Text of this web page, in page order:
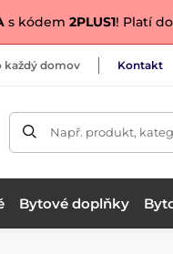
s kódem 2PLUS1! Platí do
každý domov Kontakt
Např. produkt,
Bytové doplňky